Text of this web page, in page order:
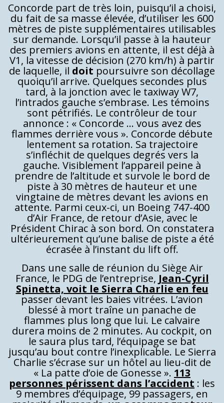
Concorde part de très loin, puisqu’il a choisi,
du fait de sa masse élevée, d’utiliser les 600
mètres de piste supplémentaires utilisables
sur demande. Lorsqu’il passe à la hauteur
des premiers avions en attente, il est déjà à
V1, la vitesse de décision (270 km/h) à partir
de laquelle, il doit poursuivre son décollage
quoiqu’il arrive. Quelques secondes plus
tard, à la jonction avec le taxiway W7,
l’intrados gauche s’embrase. Les témoins
sont pétrifiés. Le contrôleur de tour
annonce : « Concorde … vous avez des
flammes derrière vous ». Concorde débute
lentement sa rotation. Sa trajectoire
s’infléchit de quelques degrés vers la
gauche. Visiblement l’appareil peine à
prendre de l’altitude et survole le bord de
piste à 30 mètres de hauteur et une
vingtaine de mètres devant les avions en
attente. Parmi ceux-ci, un Boeing 747-400
d’Air France, de retour d’Asie, avec le
Président Chirac à son bord. On constatera
ultérieurement qu’une balise de piste a été
écrasée à l’instant du lift off.
Dans une salle de réunion du Siège Air
France, le PDG de l’entreprise, Jean-Cyril
Spinetta, voit le Sierra Charlie en feu
passer devant les baies vitrées. L’avion
blessé à mort traîne un panache de
flammes plus long que lui. Le calvaire
durera moins de 2 minutes. Au cockpit, on
le saura plus tard, l’équipage se bat
jusqu’au bout contre l’inexplicable. Le Sierra
Charlie s’écrase sur un hôtel au lieu-dit de
« La patte d’oie de Gonesse ». 113
personnes périssent dans l’accident : les
9 membres d’équipage, 99 passagers, en